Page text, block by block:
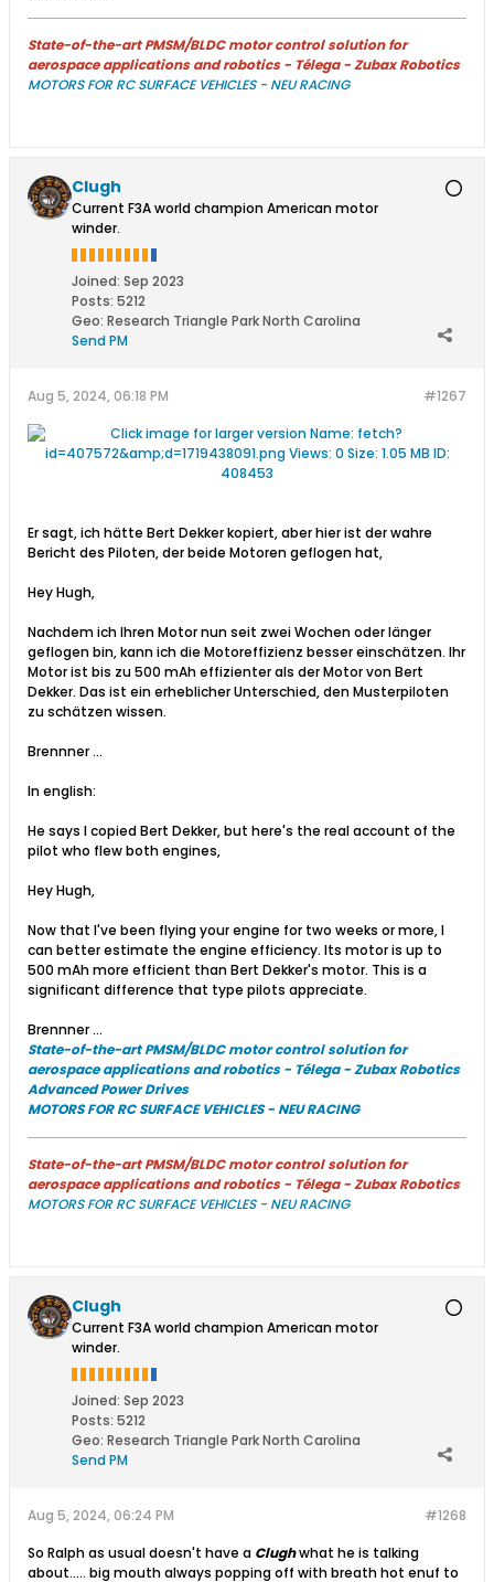
State-of-the-art PMSM/BLDC motor control solution for
aerospace applications and robotics - Télega - Zubax Robotics
MOTORS FOR RC SURFACE VEHICLES - NEU RACING
Clugh
Current F3A world champion American motor
winder.
Joined: Sep 2023
Posts: 5212
Geo: Research Triangle Park North Carolina
Send PM
#1267
Aug 5, 2024, 06:18 PM
Er sagt, ich hätte Bert Dekker kopiert, aber hier ist der wahre
Bericht des Piloten, der beide Motoren geflogen hat,
Hey Hugh,
Nachdem ich Ihren Motor nun seit zwei Wochen oder länger
geflogen bin, kann ich die Motoreffizienz besser einschätzen. Ihr
Motor ist bis zu 500 mAh effizienter als der Motor von Bert
Dekker. Das ist ein erheblicher Unterschied, den Musterpiloten
zu schätzen wissen.
Brennner ...​​
In english:
He says I copied Bert Dekker, but here's the real account of the
pilot who flew both engines,
Hey Hugh,
Now that I've been flying your engine for two weeks or more, I
can better estimate the engine efficiency. Its motor is up to
500 mAh more efficient than Bert Dekker's motor. This is a
significant difference that type pilots appreciate.
Brennner ...​
State-of-the-art PMSM/BLDC motor control solution for
aerospace applications and robotics - Télega - Zubax Robotics
Advanced Power Drives
MOTORS FOR RC SURFACE VEHICLES - NEU RACING
State-of-the-art PMSM/BLDC motor control solution for
aerospace applications and robotics - Télega - Zubax Robotics
MOTORS FOR RC SURFACE VEHICLES - NEU RACING
Clugh
Current F3A world champion American motor
winder.
Joined: Sep 2023
Posts: 5212
Geo: Research Triangle Park North Carolina
Send PM
#1268
Aug 5, 2024, 06:24 PM
So Ralph as usual doesn't have a Clughwhat he is talking
about..... big mouth always popping off with breath hot enuf to